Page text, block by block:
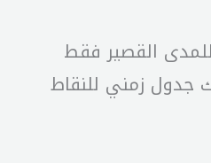
هذه النقاط للمدى القصير فقط
جدول زمني للنقاط